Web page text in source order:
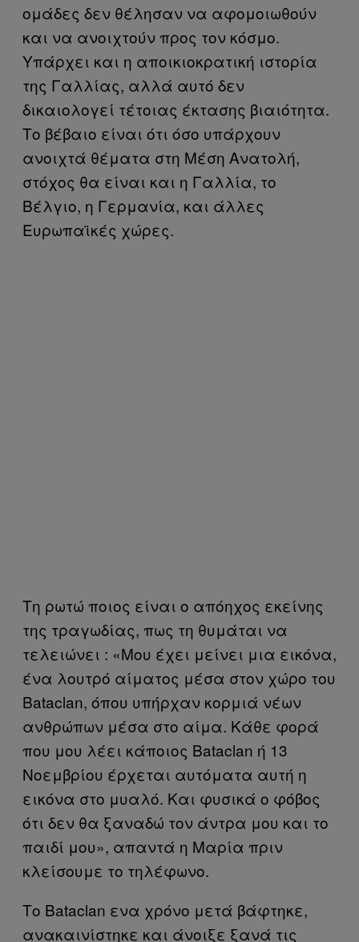
ομάδες δεν θέλησαν να αφομοιωθούν
και να ανοιχτούν προς τον κόσμο.
Υπάρχει και η αποικιοκρατική ιστορία
της Γαλλίας, αλλά αυτό δεν
δικαιολογεί τέτοιας έκτασης βιαιότητα.
Το βέβαιο είναι ότι όσο υπάρχουν
ανοιχτά θέματα στη Μέση Ανατολή,
στόχος θα είναι και η Γαλλία, το
Βέλγιο, η Γερμανία, και άλλες
Ευρωπαϊκές χώρες.
Τη ρωτώ ποιος είναι ο απόηχος εκείνης
της τραγωδίας, πως τη θυμάται να
τελειώνει : «Μου έχει μείνει μια εικόνα,
ένα λουτρό αίματος μέσα στον χώρο του
Bataclan, όπου υπήρχαν κορμιά νέων
ανθρώπων μέσα στο αίμα. Κάθε φορά
που μου λέει κάποιος Bataclan ή 13
Νοεμβρίου έρχεται αυτόματα αυτή η
εικόνα στο μυαλό. Και φυσικά ο φόβος
ότι δεν θα ξαναδώ τον άντρα μου και το
παιδί μου», απαντά η Μαρία πριν
κλείσουμε το τηλέφωνο.
Το Bataclan ενα χρόνο μετά βάφτηκε,
ανακαινίστηκε και άνοιξε ξανά τις